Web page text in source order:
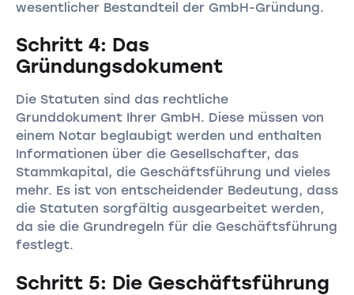
wesentlicher Bestandteil der GmbH-Gründung.
Schritt 4: Das
Gründungsdokument
Die Statuten sind das rechtliche
Grunddokument Ihrer GmbH. Diese müssen von
einem Notar beglaubigt werden und enthalten
Informationen über die Gesellschafter, das
Stammkapital, die Geschäftsführung und vieles
mehr. Es ist von entscheidender Bedeutung, dass
die Statuten sorgfältig ausgearbeitet werden,
da sie die Grundregeln für die Geschäftsführung
festlegt.
Schritt 5: Die Geschäftsführung